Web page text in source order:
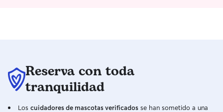
Reserva con toda
tranquilidad
Los cuidadores de mascotas verificados se han sometido a una